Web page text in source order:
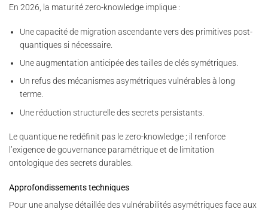
En 2026, la maturité zero-knowledge implique :
Une capacité de migration ascendante vers des primitives post-
quantiques si nécessaire.
Une augmentation anticipée des tailles de clés symétriques.
Un refus des mécanismes asymétriques vulnérables à long
terme.
Une réduction structurelle des secrets persistants.
Le quantique ne redéfinit pas le zero-knowledge ; il renforce
l’exigence de gouvernance paramétrique et de limitation
ontologique des secrets durables.
Approfondissements techniques
Pour une analyse détaillée des vulnérabilités asymétriques face aux